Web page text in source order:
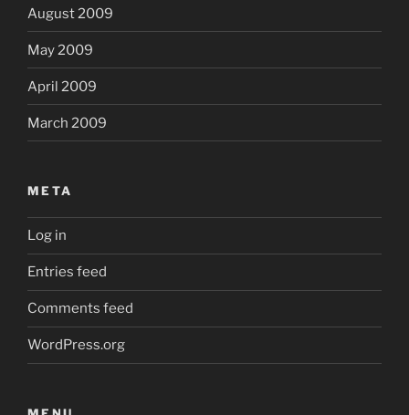
August 2009
May 2009
April 2009
March 2009
META
Log in
Entries feed
Comments feed
WordPress.org